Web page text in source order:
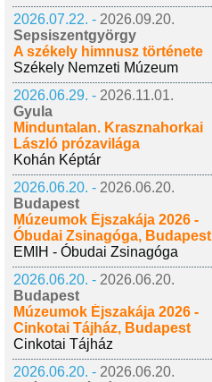
2026.07.22. - 2026.09.20.
Sepsiszentgyörgy
A székely himnusz története
Székely Nemzeti Múzeum
2026.06.29. - 2026.11.01.
Gyula
Minduntalan. Krasznahorkai
László prózavilága
Kohán Képtár
2026.06.20. - 2026.06.20.
Budapest
Múzeumok Éjszakája 2026 -
Óbudai Zsinagóga, Budapest
EMIH - Óbudai Zsinagóga
2026.06.20. - 2026.06.20.
Budapest
Múzeumok Éjszakája 2026 -
Cinkotai Tájház, Budapest
Cinkotai Tájház
2026.06.20. - 2026.06.20.